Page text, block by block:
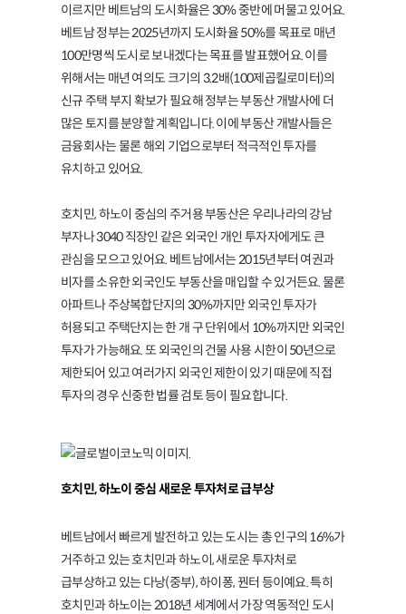
이르지만 베트남의 도시화율은 30% 중반에 머물고 있어요.
베트남 정부는 2025년까지 도시화율 50%를 목표로 매년
100만명씩 도시로 보내겠다는 목표를 발표했어요. 이를
위해서는 매년 여의도 크기의 3.2배(100제곱킬로미터)의
신규 주택 부지 확보가 필요해 정부는 부동산 개발사에 더
많은 토지를 분양할 계획입니다. 이에 부동산 개발사들은
금융회사는 물론 해외 기업으로부터 적극적인 투자를
유치하고 있어요.
호치민, 하노이 중심의 주거용 부동산은 우리나라의 강남
부자나 3040 직장인 같은 외국인 개인 투자자에게도 큰
관심을 모으고 있어요. 베트남에서는 2015년부터 여권과
비자를 소유한 외국인도 부동산을 매입할 수 있거든요. 물론
아파트나 주상복합단지의 30%까지만 외국인 투자가
허용되고 주택단지는 한 개 구 단위에서 10%까지만 외국인
투자가 가능해요. 또 외국인의 건물 사용 시한이 50년으로
제한되어 있고 여러가지 외국인 제한이 있기 때문에 직접
투자의 경우 신중한 법률 검토 등이 필요합니다.
호치민, 하노이 중심 새로운 투자처로 급부상
베트남에서 빠르게 발전하고 있는 도시는 총 인구의 16%가
거주하고 있는 호치민과 하노이, 새로운 투자처로
급부상하고 있는 다낭(중부), 하이퐁, 꿘터 등이예요. 특히
호치민과 하노이는 2018년 세계에서 가장 역동적인 도시